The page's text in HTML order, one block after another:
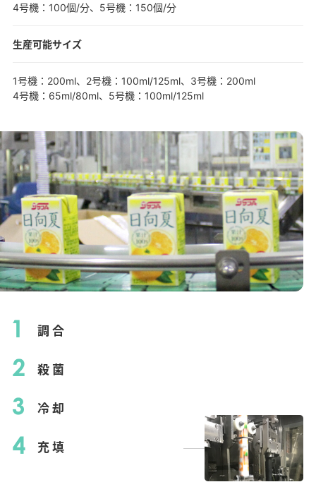
4号機：100個/分、5号機：150個/分
生産可能サイズ
1号機：200ml、2号機：100ml/125ml、3号機：200ml
4号機：65ml/80ml、5号機：100ml/125ml
調合
殺菌
冷却
充填